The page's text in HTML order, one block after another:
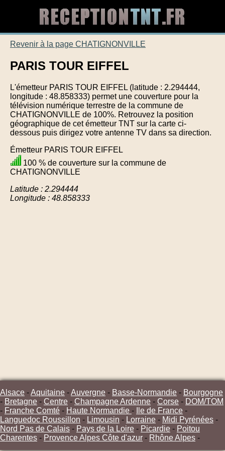
Revenir à la page CHATIGNONVILLE
PARIS TOUR EIFFEL
L'émetteur PARIS TOUR EIFFEL (latitude : 2.294444,
longitude : 48.858333) permet une couverture pour la
télévision numérique terrestre de la commune de
CHATIGNONVILLE de 100%. Retrouvez la position
géographique de cet émetteur TNT sur la carte ci-
dessous puis dirigez votre antenne TV dans sa direction.
Émetteur PARIS TOUR EIFFEL
100 % de couverture sur la commune de
CHATIGNONVILLE
Latitude : 2.294444
Longitude : 48.858333
Alsace -Aquitaine -Auvergne - Basse-Normandie - Bourgogne
- Bretagne - Centre - Champagne Ardenne - Corse - DOM/TOM
- Franche Comté - Haute Normandie - Ile de France -
Languedoc Roussillon - Limousin - Lorraine - Midi Pyrénées -
Nord Pas de Calais - Pays de la Loire - Picardie - Poitou
Charentes - Provence Alpes Côte d'azur - Rhône Alpes -